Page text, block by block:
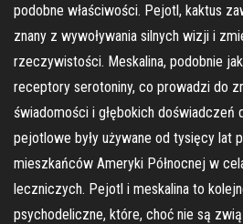
podobne właściwości. Pejotl, kaktus
znany z wywoływania silnych wizji i
rzeczywistości. Meskalina, podobnie
receptory serotoniny, co prowadzi do
świadomości i głębokich doświadczeń
pejotlowe były używane od tysięcy lat
mieszkańców Ameryki Północnej w
leczniczych. Pejotl i meskalina to
psychodeliczne, które, choć nie są